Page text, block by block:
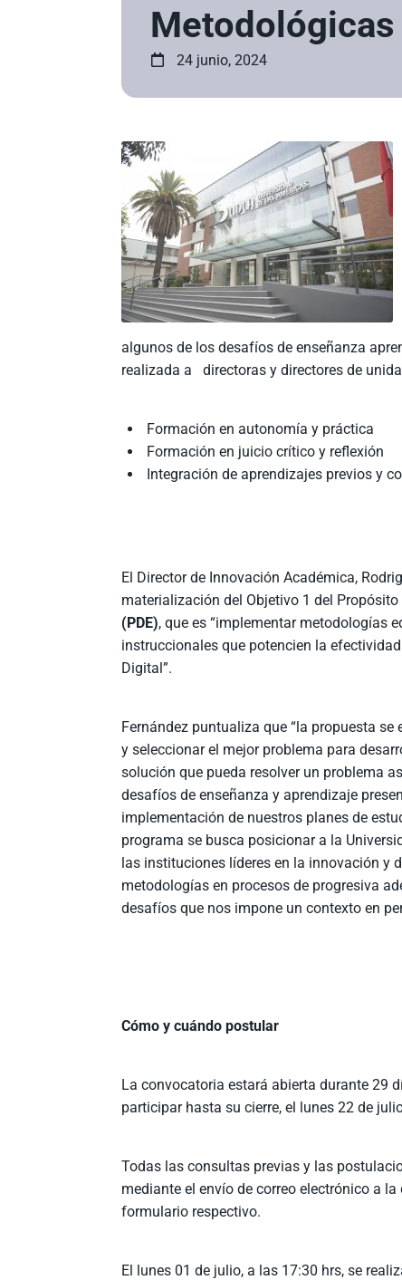
Metodológicas
24 junio, 2024
algunos de los desafíos de enseñanza
realizada a directoras y directores de
Formación en autonomía y práctica
Formación en juicio crítico y reflexión
Integración de aprendizajes previos y
El Director de Innovación Académica,
materialización del Objetivo 1 del Propósito
(PDE), que es “implementar metodologías
instruccionales que potencien la
Digital”.
Fernández puntualiza que “la propuesta se
y seleccionar el mejor problema para
solución que pueda resolver un problema
desafíos de enseñanza y aprendizaje
implementación de nuestros planes de
programa se busca posicionar a la
las instituciones líderes en la innovación y
metodologías en procesos de progresiva
desafíos que nos impone un contexto en
Cómo y cuándo postular
La convocatoria estará abierta durante 29
participar hasta su cierre, el lunes 22 de
Todas las consultas previas y las
mediante el envío de correo electrónico a la
formulario respectivo.
El lunes 01 de julio, a las 17:30 hrs, se